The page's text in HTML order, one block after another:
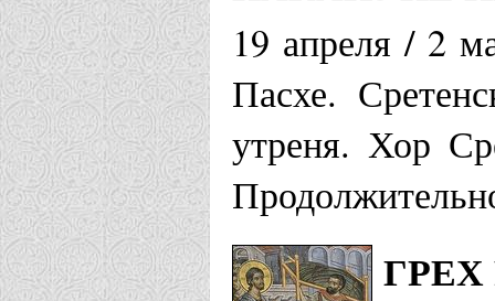
19 апреля / 2
Пасхе.
утреня. Хор